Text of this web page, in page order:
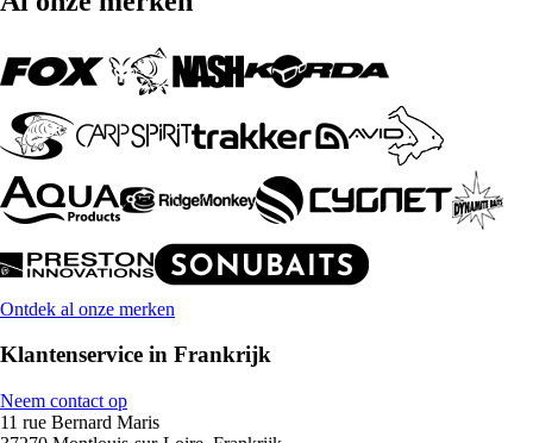
Ontdek al onze merken
Klantenservice in Frankrijk
Neem contact op
11 rue Bernard Maris